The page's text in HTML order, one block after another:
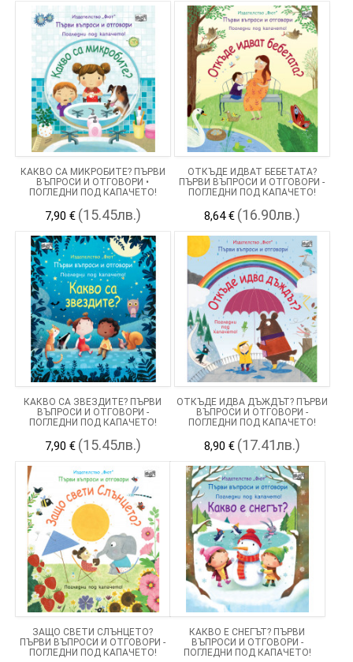
КАКВО СА МИКРОБИТЕ? ПЪРВИ
ВЪПРОСИ И ОТГОВОРИ •
ПОГЛЕДНИ ПОД КАПАЧЕТО!
7,90 € (15.45лв.)
ОТКЪДЕ ИДВАТ БЕБЕТАТА?
ПЪРВИ ВЪПРОСИ И ОТГОВОРИ -
ПОГЛЕДНИ ПОД КАПАЧЕТО!
8,64 € (16.90лв.)
КАКВО СА ЗВЕЗДИТЕ? ПЪРВИ
ВЪПРОСИ И ОТГОВОРИ -
ПОГЛЕДНИ ПОД КАПАЧЕТО!
7,90 € (15.45лв.)
ОТКЪДЕ ИДВА ДЪЖДЪТ? ПЪРВИ
ВЪПРОСИ И ОТГОВОРИ -
ПОГЛЕДНИ ПОД КАПАЧЕТО!
8,90 € (17.41лв.)
ЗАЩО СВЕТИ СЛЪНЦЕТО?
ПЪРВИ ВЪПРОСИ И ОТГОВОРИ -
ПОГЛЕДНИ ПОД КАПАЧЕТО!
КАКВО Е СНЕГЪТ? ПЪРВИ
ВЪПРОСИ И ОТГОВОРИ -
ПОГЛЕДНИ ПОД КАПАЧЕТО!